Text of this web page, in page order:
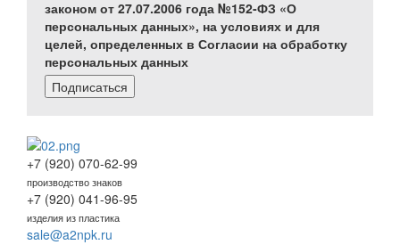
законом от 27.07.2006 года №152-ФЗ «О
персональных данных», на условиях и для
целей, определенных в Согласии на обработку
персональных данных
Подписаться
+7 (920) 070-62-99
производство знаков
+7 (920) 041-96-95
изделия из пластика
sale@a2npk.ru